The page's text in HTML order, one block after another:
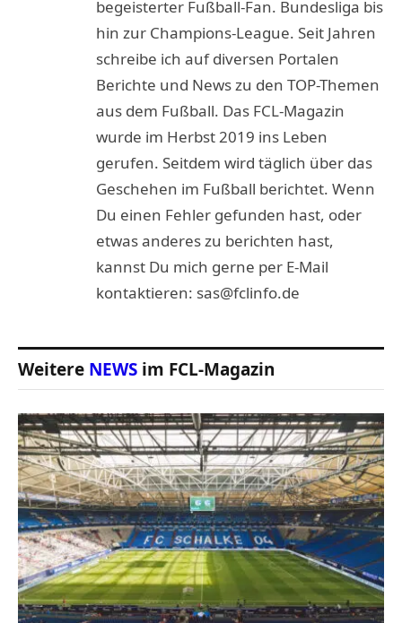
begeisterter Fußball-Fan. Bundesliga bis
hin zur Champions-League. Seit Jahren
schreibe ich auf diversen Portalen
Berichte und News zu den TOP-Themen
aus dem Fußball. Das FCL-Magazin
wurde im Herbst 2019 ins Leben
gerufen. Seitdem wird täglich über das
Geschehen im Fußball berichtet. Wenn
Du einen Fehler gefunden hast, oder
etwas anderes zu berichten hast,
kannst Du mich gerne per E-Mail
kontaktieren: sas@fclinfo.de
Weitere NEWS im FCL-Magazin